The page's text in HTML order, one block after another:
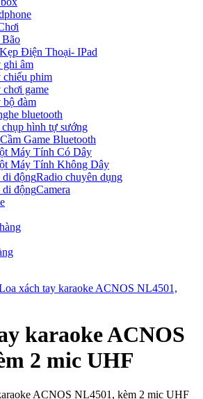
Điện Thoại- IPad
ghi âm
chiếu phim
chơi game
bộ đàm
bluetooth
hình tự sướng
Game Bluetooth
Máy Tính Có Dây
Máy Tính Không Dây
Radio chuyên dụng
Camera
xách tay karaoke ACNOS NL4501,
karaoke ACNOS
2 mic UHF